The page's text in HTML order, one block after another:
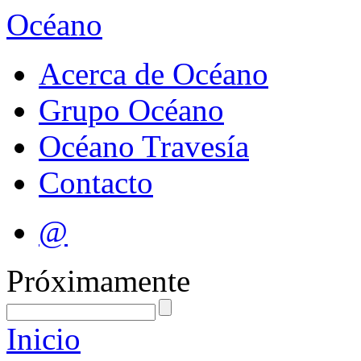
Océano
Acerca de Océano
Grupo Océano
Océano Travesía
Contacto
@
Próximamente
Inicio